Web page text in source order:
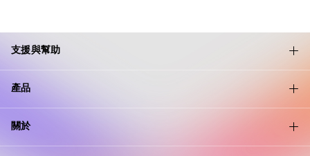
支援與幫助
產品
關於